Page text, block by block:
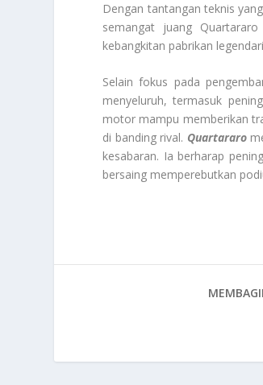
Dengan tantangan teknis
semangat juang
kebangkitan pabrikan
Selain fokus pada
menyeluruh, termasuk
motor mampu memberikan
di banding rival. Quartararo
kesabaran. Ia berharap
bersaing memperebutkan